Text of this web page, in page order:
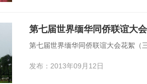
第七届世界缅华同侨联谊大
第七届世界缅华同侨联谊大会花絮（
发布：2013年09月12日